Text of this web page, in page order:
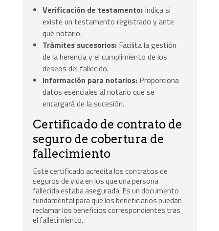
Verificación de testamento: Indica si
existe un testamento registrado y ante
qué notario.
Trámites sucesorios: Facilita la gestión
de la herencia y el cumplimiento de los
deseos del fallecido.
Información para notarios: Proporciona
datos esenciales al notario que se
encargará de la sucesión.
Certificado de contrato de
seguro de cobertura de
fallecimiento
Este certificado acredita los contratos de
seguros de vida en los que una persona
fallecida estaba asegurada. Es un documento
fundamental para que los beneficiarios puedan
reclamar los beneficios correspondientes tras
el fallecimiento.